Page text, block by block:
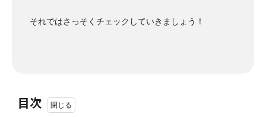
それではさっそくチェックしていきましょう！
目次